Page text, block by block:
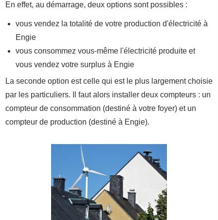
En effet, au démarrage, deux options sont possibles :
vous vendez la totalité de votre production d'électricité à
Engie
vous consommez vous-même l'électricité produite et
vous vendez votre surplus à Engie
La seconde option est celle qui est le plus largement choisie
par les particuliers. Il faut alors installer deux compteurs : un
compteur de consommation (destiné à votre foyer) et un
compteur de production (destiné à Engie).